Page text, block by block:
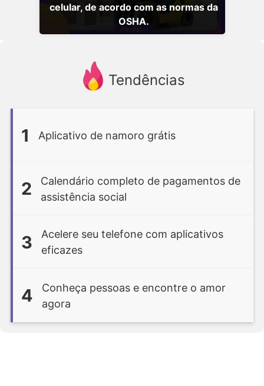
celular, de acordo com as normas da
OSHA.
Tendências
1 Aplicativo de namoro grátis
2
Calendário completo de pagamentos de
assistência social
3
Acelere seu telefone com aplicativos
eficazes
4
Conheça pessoas e encontre o amor
agora